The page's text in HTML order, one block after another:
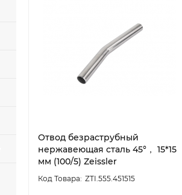
Отвод безраструбный
нержавеющая сталь 45°， 15*15
мм (100/5) Zeissler
ZTI.555.451515